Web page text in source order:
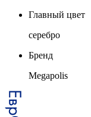
Главный цвет
серебро
Бренд
Megapolis